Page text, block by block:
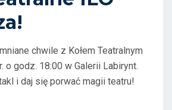
chwile z Kołem Teatralnym
o godz. 18:00 w Galerii Labirynt.
i daj się porwać magii teatru!